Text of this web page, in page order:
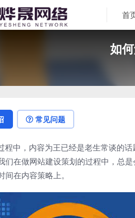
首
如
常见问题
程中，内容为王已经是老生常谈的
们在做网站建设策划的过程中，总
间在内容策略上。